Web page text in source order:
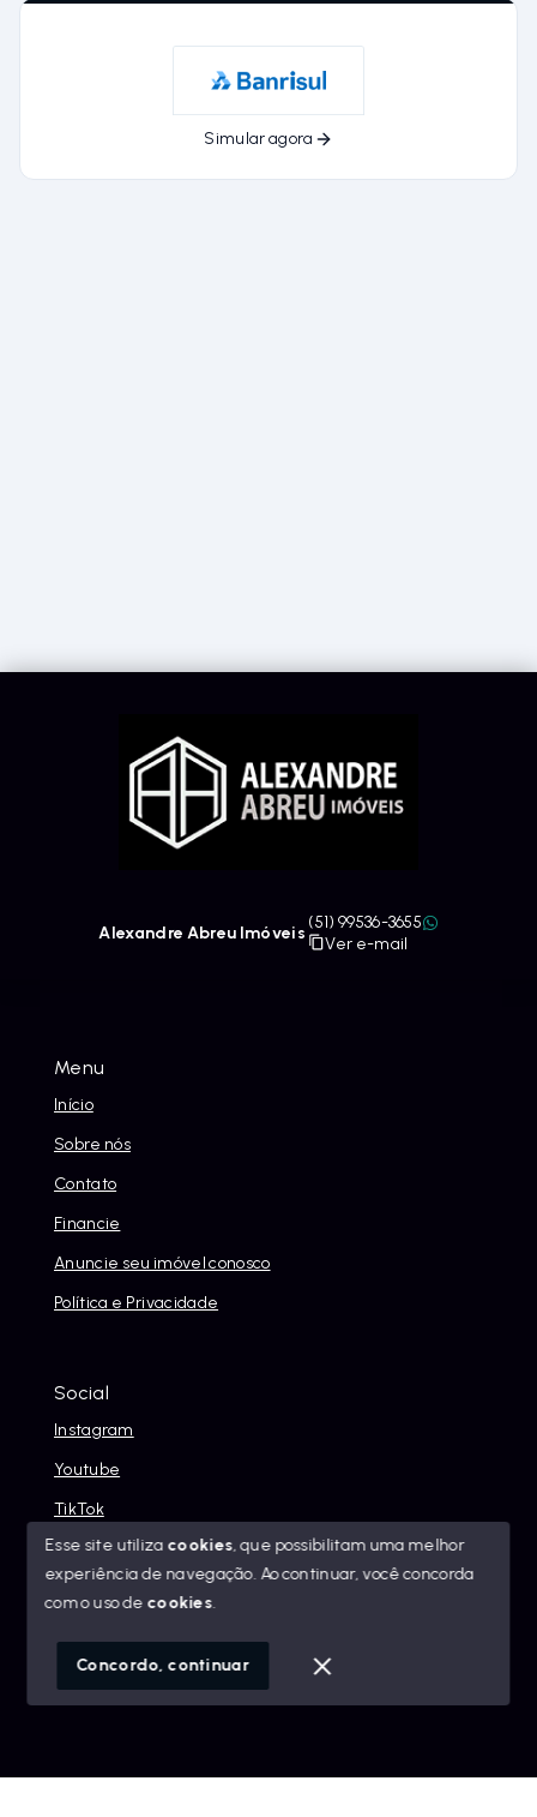
Simular agora
Menu
Início
Sobre nós
Contato
Financie
Anuncie seu imóvel conosco
Política e Privacidade
Social
Instagram
Youtube
TikTok
© Copyright 2026 - Alexandre Abreu Imóveis - Todos os
SITE PARA IMOBILIARIA
Alexandre Abreu Imóveis
(51) 99536-3655
Ver e-mail
Esse site utiliza cookies, que possibilitam uma melhor
experiência de navegação.Ao continuar, você concorda
com o uso de cookies.
Concordo, continuar